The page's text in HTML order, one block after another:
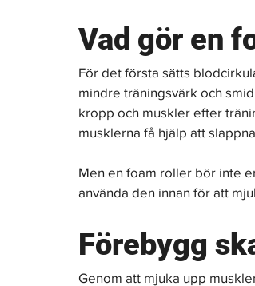
Vad gör en
För det första sätts
mindre träningsvärk och
kropp och muskler efter
musklerna få hjälp att
Men en foam roller bör inte
använda den innan för att
Förebygg
Genom att mjuka upp